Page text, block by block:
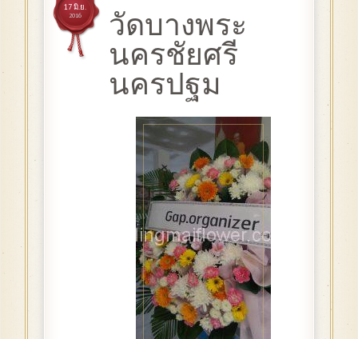
วัดบางพระ
นครชัยศรี
นครปฐม
17 มิ.ย.
2016